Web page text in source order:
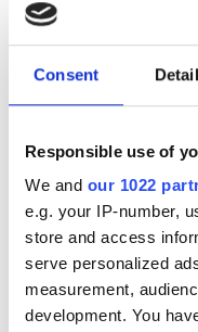
Consent
Responsible use of
We and our 1022
e.g. your IP-number,
store and access
serve personalized
measurement,
development. You
GHIC
Сусындар мен
Тегін WiFi
Теледидар
Тегін трансфер
Clinique La
Antananarivo, Madagascar
0.95 км қала орталығынан
Сусындар мен жеңіл
ем үшін
HD диализ €100